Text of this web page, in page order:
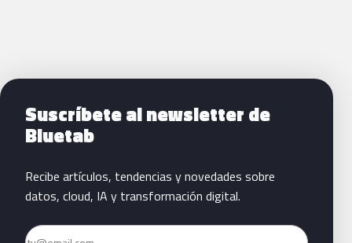
Siguientes pasos con Bluetab
Suscríbete al newsletter de
Bluetab
Recibe artículos, tendencias y novedades sobre
datos, cloud, IA y transformación digital.
Email